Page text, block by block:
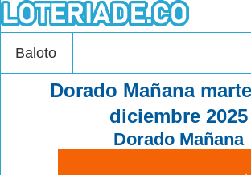
Baloto
Dorado Mañana
diciembre 2025
Dorado Mañana